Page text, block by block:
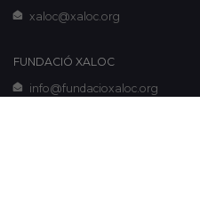
xaloc@xaloc.org
FUNDACIÓ XALOC
info@fundacioxaloc.org